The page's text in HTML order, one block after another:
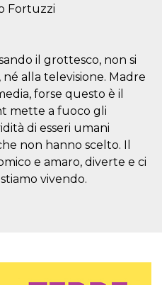
Fortuzzi
il grottesco, non si
alla televisione. Madre
forse questo è il
mette a fuoco gli
di esseri umani
non hanno scelto. Il
e amaro, diverte e ci
vivendo.
general que se
utiliza para
mantener las
variables de
sesión del
Normalmente es
un número
generado al
azar, la forma en
que se usa
puede ser
1 año 1 mes
Esta cookie se
generalmente